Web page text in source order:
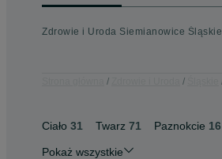
Zdrowie i Uroda Siemianowice Śląskie
Ciało 31 Twarz 71 Paznokcie 16
Pokaż wszystkie